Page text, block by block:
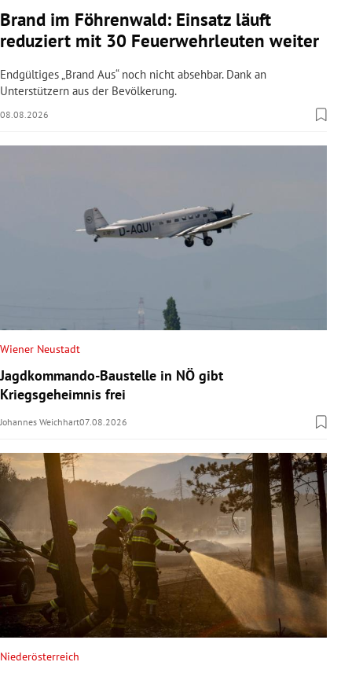
Brand im Föhrenwald: Einsatz läuft
reduziert mit 30 Feuerwehrleuten weiter
Endgültiges „Brand Aus“ noch nicht absehbar. Dank an
Unterstützern aus der Bevölkerung.
08.08.2026
Wiener Neustadt
Jagdkommando-Baustelle in NÖ gibt
Kriegsgeheimnis frei
Johannes Weichhart07.08.2026
Niederösterreich